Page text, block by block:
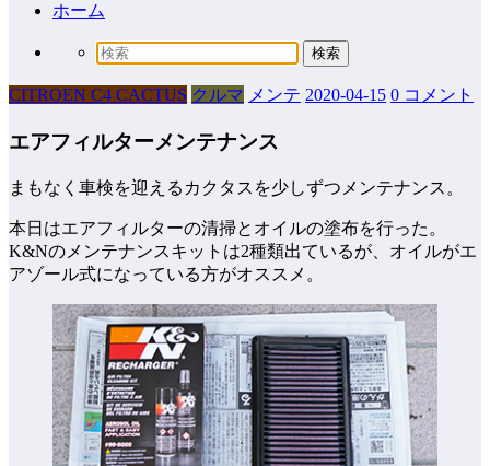
ホーム
CITROEN C4 CACTUS クルマ メンテ 2020-04-15 0 コメント
エアフィルターメンテナンス
まもなく車検を迎えるカクタスを少しずつメンテナンス。
本日はエアフィルターの清掃とオイルの塗布を行った。
K&Nのメンテナンスキットは2種類出ているが、オイルがエ
アゾール式になっている方がオススメ。